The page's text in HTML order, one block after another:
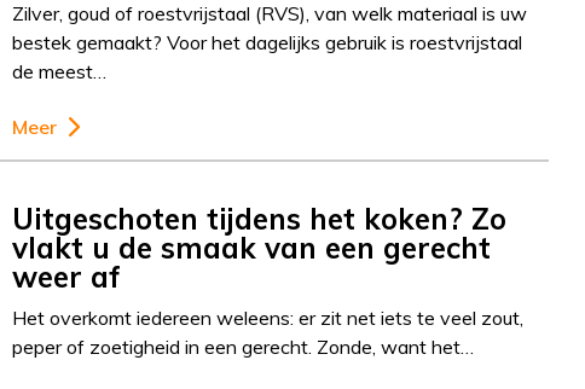
Zilver, goud of roestvrijstaal (RVS), van welk materiaal is uw
bestek gemaakt? Voor het dagelijks gebruik is roestvrijstaal
de meest…
Meer
Uitgeschoten tijdens het koken? Zo
vlakt u de smaak van een gerecht
weer af
Het overkomt iedereen weleens: er zit net iets te veel zout,
peper of zoetigheid in een gerecht. Zonde, want het…